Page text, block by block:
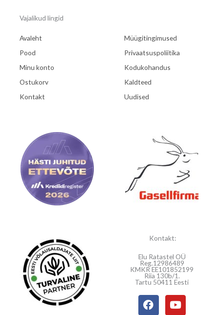
Vajalikud lingid
Avaleht
Pood
Minu konto
Ostukorv
Kontakt
Müügitingimused
Privaatsuspoliitika
Kodukohandus
Kaldteed
Uudised
Kontakt:
Elu Ratastel OÜ
Reg.12986489
KMKR EE101852199
Riia 130b/1.
Tartu 50411 Eesti
F
a
Y
o